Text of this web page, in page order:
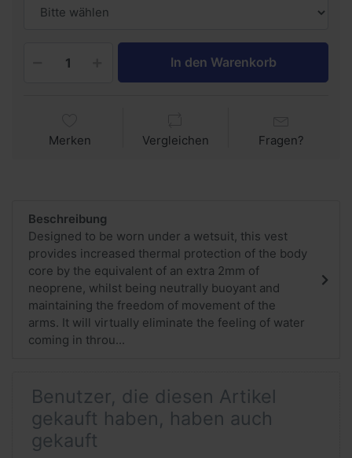
In den Warenkorb
Merken Vergleichen Fragen?
Beschreibung
Designed to be worn under a wetsuit, this vest
provides increased thermal protection of the body
core by the equivalent of an extra 2mm of
neoprene, whilst being neutrally buoyant and
maintaining the freedom of movement of the
arms. It will virtually eliminate the feeling of water
coming in throu...
Benutzer, die diesen Artikel
gekauft haben, haben auch
gekauft